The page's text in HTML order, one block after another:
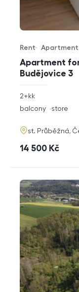
Apartment for
Budějovice 3
Offer type
Rent
Property type
Apartment
rozměry
disposition
2+kk
funkce
balcony store
adresa
st. Průběžná,
cena
14 500 Kč